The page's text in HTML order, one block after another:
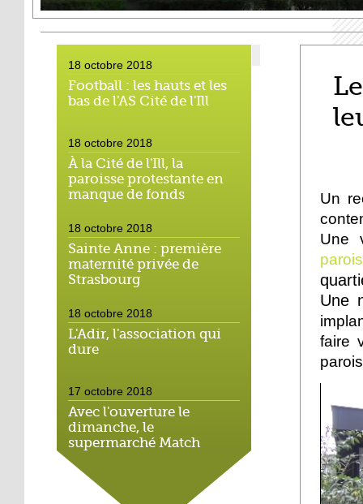
18 octobre 2018
Football : les hauts et les
bas de l'AS Cité de l'Ill
18 octobre 2018
À la Cité de l'Ill, la
paroisse protestante en
manque de fonds
18 octobre 2018
Sainte Anne : première
maternité privée de
Strasbourg
18 octobre 2018
L'Adir, l'association qui
dure
17 octobre 2018
Avec l'ouverture le
dimanche, le
supermarché Match
néglige le droit local
16 octobre 2018
Un
Une
Une
faire